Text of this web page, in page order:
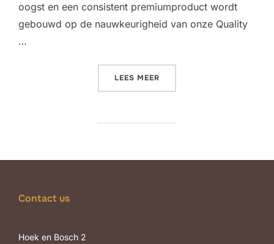
oogst en een consistent premiumproduct wordt
gebouwd op de nauwkeurigheid van onze Quality
…
LEES MEER
Contact us
Hoek en Bosch 2